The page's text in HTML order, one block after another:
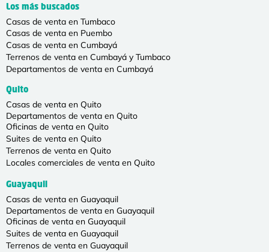
Los más buscados
Casas de venta en Tumbaco
Casas de venta en Puembo
Casas de venta en Cumbayá
Terrenos de venta en Cumbayá y Tumbaco
Departamentos de venta en Cumbayá
Quito
Casas de venta en Quito
Departamentos de venta en Quito
Oficinas de venta en Quito
Suites de venta en Quito
Terrenos de venta en Quito
Locales comerciales de venta en Quito
Guayaquil
Casas de venta en Guayaquil
Departamentos de venta en Guayaquil
Oficinas de venta en Guayaquil
Suites de venta en Guayaquil
Terrenos de venta en Guayaquil